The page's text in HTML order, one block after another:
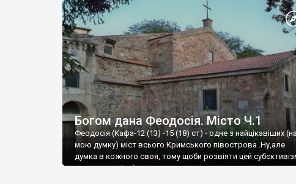
Богом дана Феодосія. Місто Ч.1
Феодосія (Кафа-12 (13) -15 (18) ст) - одне з найцікавіших (на
мою думку) міст всього Кримського півострова .Ну,але
думка в кожного своя, тому щоби розвіяти цей
запрошую відвідати це